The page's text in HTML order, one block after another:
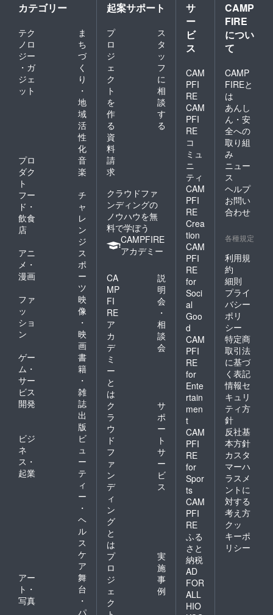
カテゴリー
テク
ノロ
ジー
・ガ
ジェ
ット
ま
ち
づ
く
り
・
地
域
活
性
化
プロ
ダク
ト
音
楽
フー
ド・
飲食
店
チ
ャ
レ
ン
ジ
アニ
メ・
漫画
ス
ポ
ー
ツ
ファ
ッ
ショ
ン
映
像
・
映
画
ゲー
ム・
サー
ビス
開発
書
籍
・
雑
誌
出
版
ビジ
ネ
ス・
起業
ビ
ュ
ー
テ
ィ
ー
・
ヘ
ル
ス
ケ
ア
アー
ト・
写真
舞
台
・
パ
起案サポート
プ
ロ
ジ
ェ
ク
ト
を
作
る
ス
タ
ッ
フ
に
相
談
す
る
資
料
請
求
クラウドファ
ンディングの
ノウハウを無
料で学ぼう
CAMPFIRE
アカデミー
CA
MP
FI
RE
ア
カ
デ
ミ
ー
と
は
説
明
会
・
相
談
会
ク
ラ
ウ
ド
フ
ァ
ン
デ
ィ
ン
グ
と
は
サ
ポ
ー
ト
サ
ー
ビ
ス
プ
ロ
ジ
ェ
ク
実
施
事
例
サ
ー
ビ
ス
CAM
PFI
RE
CAM
PFI
RE
コ
ミュ
ニ
ティ
CAM
PFI
RE
Crea
tion
CAM
PFI
RE
for
Soci
al
Goo
d
CAM
PFI
RE
for
Ente
rtain
men
t
CAM
PFI
RE
for
Spor
ts
CAM
PFI
RE
ふる
さと
納税
AD
FOR
ALL
HIO
CAMP
FIRE
につい
て
CAMP
FIREと
は
あんし
ん・安
全への
取り組
み
ニュー
ス
ヘルプ
お問い
合わせ
各種規定
利用規
約
細則
プライ
バシー
ポリ
シー
特定商
取引法
に基づ
く表記
情報セ
キュリ
ティ方
針
反社基
本方針
カスタ
マーハ
ラスメ
ントに
対する
考え方
クッ
キーポ
リシー